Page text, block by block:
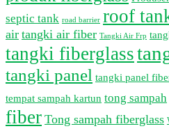
septic tank road barrier roof
air tangki air fiber Tangki Air Frp
tangki fiberglass
tangki panel tangki panel
tempat sampah kartun tong sampah
fiber Tong sampah fiberglass